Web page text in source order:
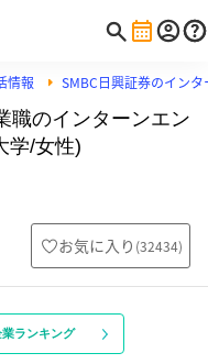
情報 SMBC日興証券のイン
職のインターンエン
学/女性)
お気に入り (32434)
ランキング